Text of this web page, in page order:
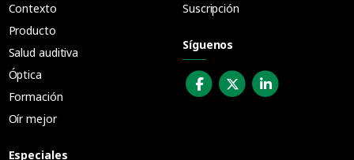
Contexto
Producto
Salud auditiva
Óptica
Formación
Oír mejor
Especiales
Suscripción
Síguenos